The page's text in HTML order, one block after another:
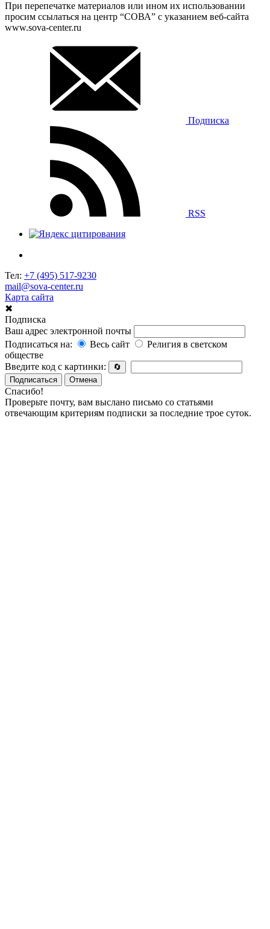
При перепечатке материалов или ином их использовании
просим ссылаться на центр “СОВА” с указанием веб-сайта
www.sova-center.ru
Подписка
RSS
Тел: +7 (495) 517-9230
mail@sova-center.ru
Карта сайта
✖
Подписка
Ваш адрес электронной почты
Подписаться на:
Весь сайт
Религия в светском
обществе
Введите код с картинки:
🔄
Подписаться
Отмена
Спасибо!
Проверьте почту, вам выслано письмо со статьями
отвечающим критериям подписки за последние трое суток.